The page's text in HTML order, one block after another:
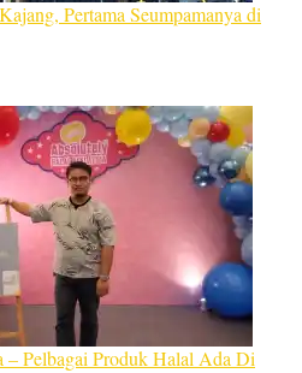
Pertama Seumpamanya di
Pelbagai Produk Halal Ada Di